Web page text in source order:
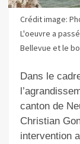
Crédit image:
L'oeuvre a
Bellevue et le
Dans le
canton de
Christian
intervention